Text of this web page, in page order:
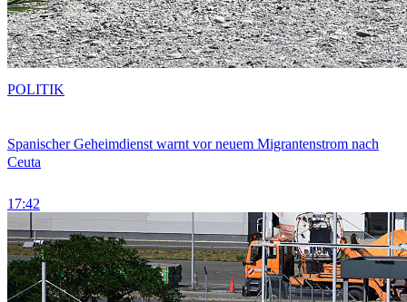
Spanischer Geheimdienst warnt vor neuem Migrantenstrom nach
Ceuta
17:42
POLITIK